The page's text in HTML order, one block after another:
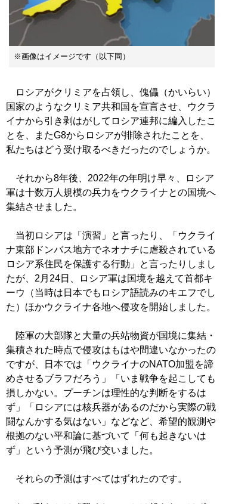
※画像はイメージです（以下同）
ロシアがクリミアを占領し、傀儡（かいらい）
国家のようなクリミア共和国を宣言させ、ウクラ
イナから引き剥はがしてロシア連邦に編入したこ
とを、またG8からロシアが排除されたことを、
私たちはどう受け取るべきだったのでしょうか。
それから8年後、2022年の年明け早々、ロシア
軍は十数万人規模の兵力をウクライナとの国境へ
集結させました。
当初ロシアは「演習」と言ったり、「ウクライ
ナ東部ドンバス地方でネオナチに虐殺されている
ロシア系住民を保護する行動」と言ったりしまし
たが、2月24日、ロシア軍は国境を越えて首都キ
ーウ（当時は日本でもロシア語読みのキエフでし
た）ほかウクライナ各地へ侵攻を開始しました。
陸軍の大部隊と大量の兵站物資が国境に集結・
集積された時点で侵攻はもはや間違いなかったの
ですが、日本では「ウクライナのNATO加盟を諦
めさせるブラフだろう」「いま戦争を起こしても
損しかない。プーチンは理性的な判断をするは
ず」「ロシアには核兵器があるのだから実際の戦
闘なんかする気はない」などなど、希望的観測や
根拠のない平和論に基づいて「何も起きないは
ず」という予測が飛び交いました。
それらの予測はすべてはずれたのです。